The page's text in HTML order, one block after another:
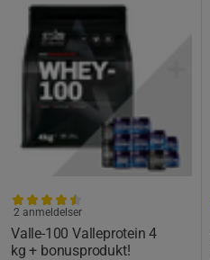
Valle-100 Valleprotein 4
kg + bonusprodukt!
2 anmeldelser